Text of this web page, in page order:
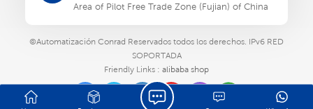
Area of Pilot Free Trade Zone (Fujian) of China
©Automatización Conrad Reservados todos los derechos. IPv6 RED
SOPORTADA
Friendly Links : alibaba shop